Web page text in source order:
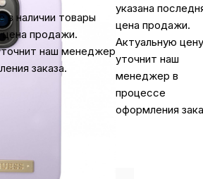
наличии товары
цена продажи.
наш менеджер
заказа.
указана
цена продажи.
Актуальную цену
уточнит наш
менеджер в
процессе
оформления